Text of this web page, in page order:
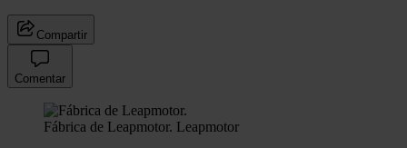
Compartir
Comentar
Fábrica de Leapmotor. Leapmotor